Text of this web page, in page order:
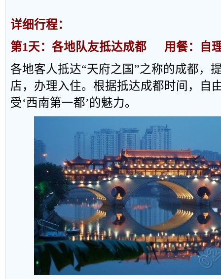
详细行程：
第1天：各地队友抵达成都
用餐：自
各地客人抵达“天府之国”之称的成都，
店，办理入住。根据抵达成都时间，自
受‘西南第一都’的魅力。